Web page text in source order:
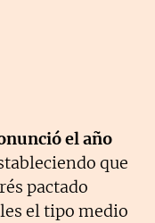
el año
que
pactado
el tipo medio